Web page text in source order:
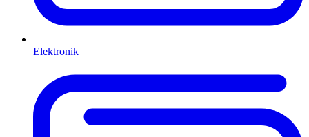
Elektronik